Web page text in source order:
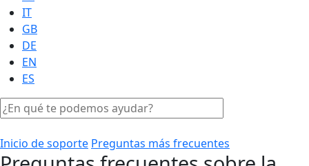
IT
GB
DE
EN
ES
Inicio de soporte Preguntas más frecuentes